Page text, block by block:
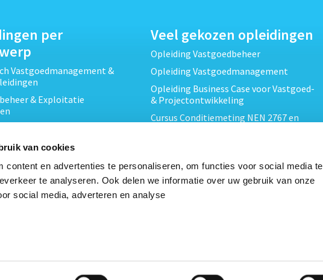
van cookies
content en advertenties te personaliseren, om functies voor social media te
te analyseren. Ook delen we informatie over uw gebruik van onze
social media, adverteren en analyse
per
Vastgoedmanagement &
& Exploitatie
&
Onderhoud & Inspectie
en Energieprestatie
Veel gekozen opleidingen
Opleiding Vastgoedbeheer
Opleiding Vastgoedmanagement
Opleiding Business Case voor Vastgoed-
& Projectontwikkeling
Cursus Conditiemeting NEN 2767 en
Cursus EP-W Basis Woningen
Opleiding Professioneel VvE-beheer
Opleiding Projectleider Vastgoed